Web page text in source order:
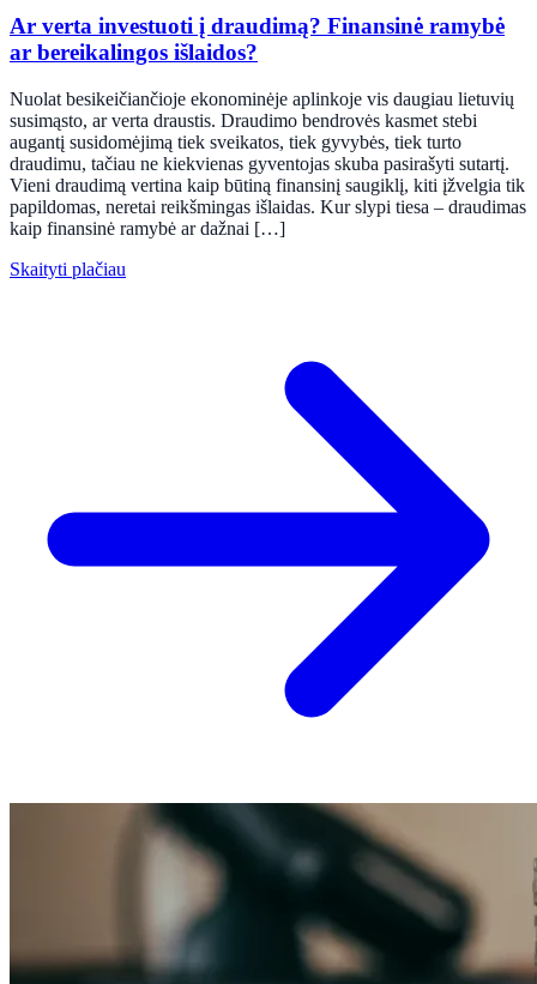
Ar verta investuoti į draudimą? Finansinė ramybė
ar bereikalingos išlaidos?
Nuolat besikeičiančioje ekonominėje aplinkoje vis daugiau lietuvių
susimąsto, ar verta draustis. Draudimo bendrovės kasmet stebi
augantį susidomėjimą tiek sveikatos, tiek gyvybės, tiek turto
draudimu, tačiau ne kiekvienas gyventojas skuba pasirašyti sutartį.
Vieni draudimą vertina kaip būtiną finansinį saugiklį, kiti įžvelgia tik
papildomas, neretai reikšmingas išlaidas. Kur slypi tiesa – draudimas
kaip finansinė ramybė ar dažnai […]
Skaityti plačiau